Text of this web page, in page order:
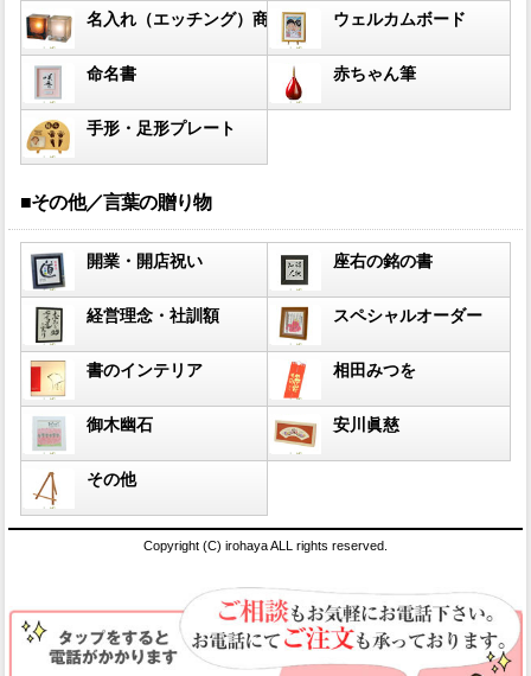
名入れ（エッチング）商品 ウェルカムボード
命名書 赤ちゃん筆
手形・足形プレート
■その他／言葉の贈り物
開業・開店祝い 座右の銘の書
経営理念・社訓額 スペシャルオーダー
書のインテリア 相田みつを
御木幽石 安川眞慈
その他
Copyright (C) irohaya ALL rights reserved.